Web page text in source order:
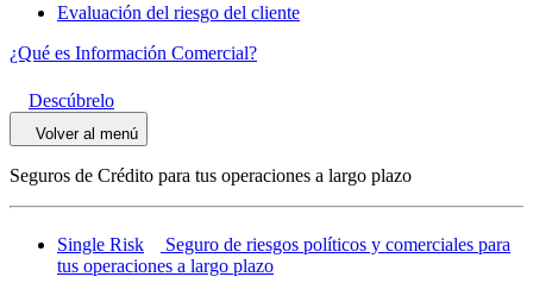
Evaluación del riesgo del cliente
¿Qué es Información Comercial?
Descúbrelo
Volver al menú
Seguros de Crédito para tus operaciones a largo plazo
Single Risk
Seguro de riesgos políticos y comerciales para
tus operaciones a largo plazo